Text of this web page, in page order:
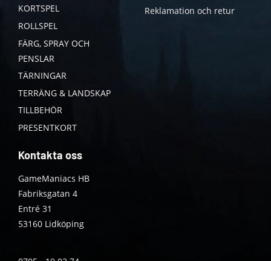
KORTSPEL
ROLLSPEL
FÄRG, SPRAY OCH
PENSLAR
TÄRNINGAR
TERRÄNG & LANDSKAP
TILLBEHÖR
PRESENTKORT
Reklamation och retur
Kontakta oss
GameManiacs HB
Fabriksgatan 4
Entré 31
53160 Lidköping